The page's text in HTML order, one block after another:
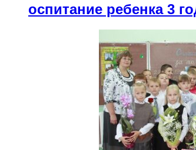
оспитание ребенка 3